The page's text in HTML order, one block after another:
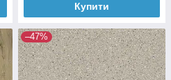
Купити
–47%